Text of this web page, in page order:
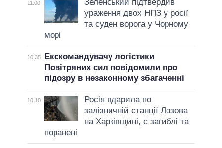
11:00
Зеленський підтвердив
ураження двох НПЗ у росії
та суден ворога у Чорному
морі
10:35
Екскомандувачу логістики
Повітряних сил повідомили про
підозру в незаконному збагаченні
10:10
Росія вдарила по
залізничній станції Лозова
на Харківщині, є загиблі та
поранені